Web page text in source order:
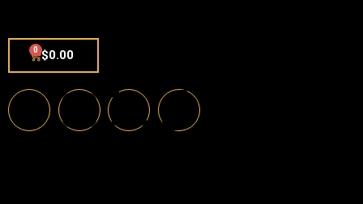
$0.00
0